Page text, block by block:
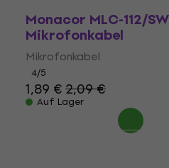
Monacor MLC-112/SW
Mikrofonkabel
Mikrofonkabel
4/5
1,89 €2,09 €
Auf Lager